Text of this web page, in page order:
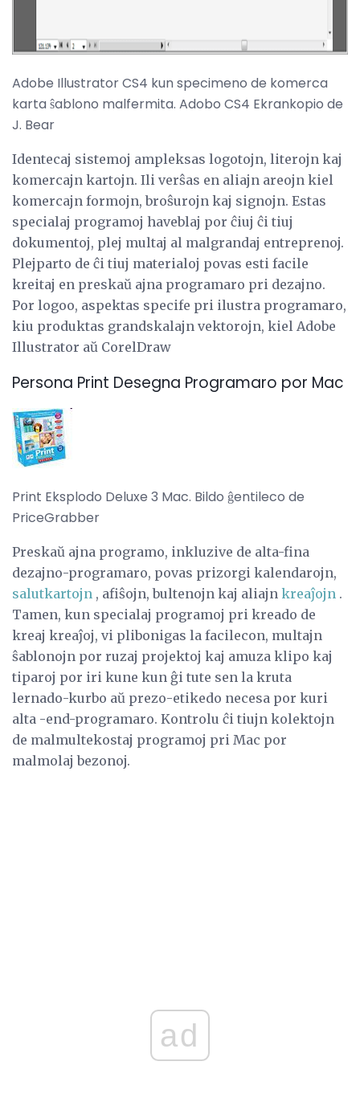
Adobe Illustrator CS4 kun specimeno de komerca
karta ŝablono malfermita. Adobo CS4 Ekrankopio de
J. Bear
Identecaj sistemoj ampleksas logotojn, literojn kaj
komercajn kartojn. Ili verŝas en aliajn areojn kiel
komercajn formojn, broŝurojn kaj signojn. Estas
specialaj programoj haveblaj por ĉiuj ĉi tiuj
dokumentoj, plej multaj al malgrandaj entreprenoj.
Plejparto de ĉi tiuj materialoj povas esti facile
kreitaj en preskaŭ ajna programaro pri dezajno.
Por logoo, aspektas specife pri ilustra programaro,
kiu produktas grandskalajn vektorojn, kiel Adobe
Illustrator aŭ CorelDraw
Persona Print Desegna Programaro por Mac
Print Eksplodo Deluxe 3 Mac. Bildo ĝentileco de
PriceGrabber
Preskaŭ ajna programo, inkluzive de alta-fina
dezajno-programaro, povas prizorgi kalendarojn,
salutkartojn , afiŝojn, bultenojn kaj aliajn kreaĵojn .
Tamen, kun specialaj programoj pri kreado de
kreaj kreaĵoj, vi plibonigas la facilecon, multajn
ŝablonojn por ruzaj projektoj kaj amuza klipo kaj
tiparoj por iri kune kun ĝi tute sen la kruta
lernado-kurbo aŭ prezo-etikedo necesa por kuri
alta -end-programaro. Kontrolu ĉi tiujn kolektojn
de malmultekostaj programoj pri Mac por
malmolaj bezonoj.
ad